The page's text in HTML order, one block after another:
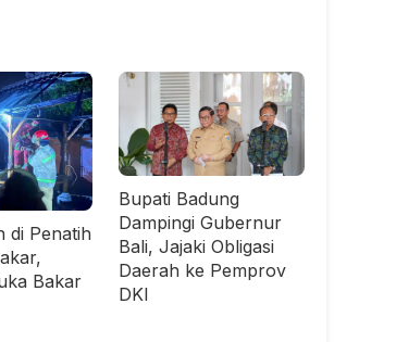
di Penatih
Bakar
Bupati Badung
Dampingi Gubernur
Bali, Jajaki Obligasi
Daerah ke Pemprov
DKI